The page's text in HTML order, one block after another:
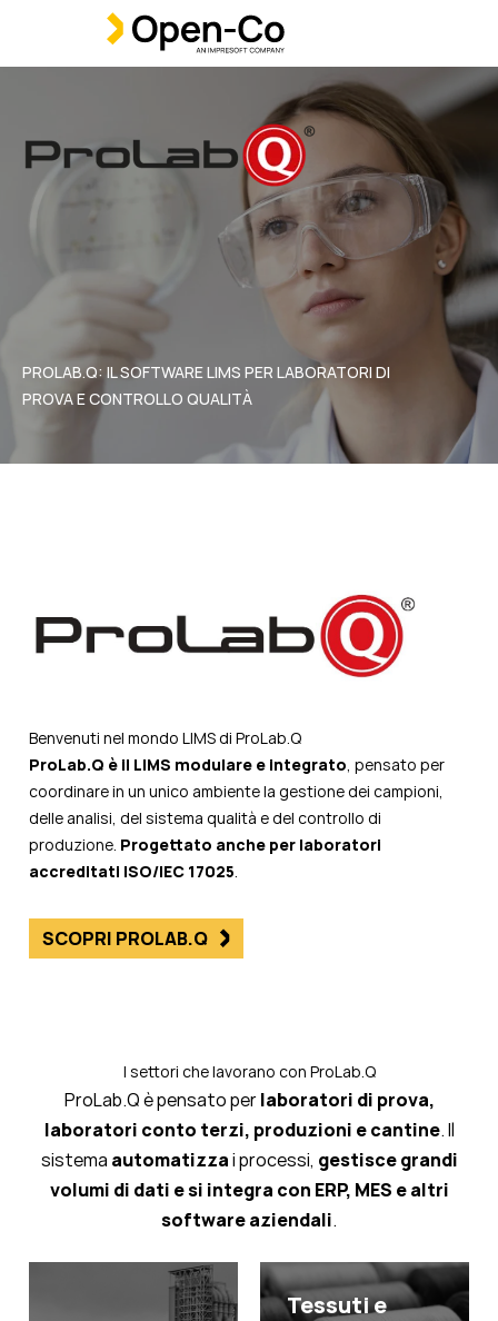
PROLAB.Q: IL SOFTWARE LIMS PER LABORATORI DI
PROVA E CONTROLLO QUALITÀ
Benvenuti nel mondo LIMS di ProLab.Q
ProLab.Q è il LIMS modulare e integrato, pensato per
coordinare in un unico ambiente la gestione dei campioni,
delle analisi, del sistema qualità e del controllo di
produzione. Progettato anche per laboratori
accreditati ISO/IEC 17025.
SCOPRI PROLAB.Q
I settori che lavorano con ProLab.Q
ProLab.Q è pensato perlaboratori di prova,
laboratori conto terzi, produzioni e cantine. Il
sistema automatizzai processi, gestisce grandi
volumi di dati e si integra con ERP, MES e altri
software aziendali.
Tessuti e